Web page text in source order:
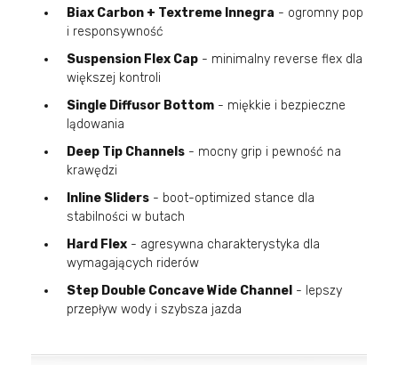
Biax Carbon + Textreme Innegra - ogromny pop
i responsywność
Suspension Flex Cap - minimalny reverse flex dla
większej kontroli
Single Diffusor Bottom - miękkie i bezpieczne
lądowania
Deep Tip Channels - mocny grip i pewność na
krawędzi
Inline Sliders - boot-optimized stance dla
stabilności w butach
Hard Flex - agresywna charakterystyka dla
wymagających riderów
Step Double Concave Wide Channel - lepszy
przepływ wody i szybsza jazda